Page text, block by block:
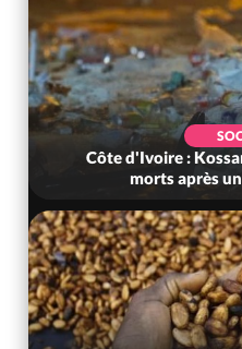
Côte d'Ivoire :
morts après